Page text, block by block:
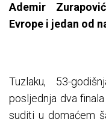
Ademir
Evrope i jedan od
Tuzlaku, 53-
posljednja dva
suditi u domaćem